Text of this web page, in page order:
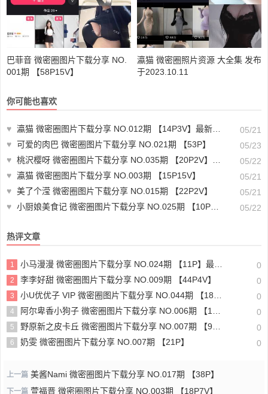
巴菲音 微密圈图片下载分享 NO.
001期 【58P15V】
瀛猫 微密圈照片资源 大全集 发布
于2023.10.11
你可能也喜欢
♥ 瀛猫 微密圈图片下载分享 NO.012期 【14P3V】最新至：2023.7.27
05/21
♥ 可爱的肉巴 微密圈图片下载分享 NO.021期 【53P】
05/23
♥ 桃沢樱呀 微密圈图片下载分享 NO.035期 【20P2V】最新至：2023.10.25
05/22
♥ 瀛猫 微密圈图片下载分享 NO.003期 【15P15V】
05/21
♥ 美了个滢 微密圈图片下载分享 NO.015期 【22P2V】
05/21
♥ 小厨娘美食记 微密圈图片下载分享 NO.025期 【10P】最新至：2023.10.10 05/22
热评文章
1 小马漫漫 微密圈图片下载分享 NO.024期 【11P】最新至：2024.3.30 0
2 李李好甜 微密圈图片下载分享 NO.009期 【44P4V】 0
3 小U优优子 VIP 微密圈图片下载分享 NO.044期 【18P2V】 0
4 阿尔卑香小狗子 微密圈图片下载分享 NO.006期 【13P】最新至：2023.6.8 0
5 野原新之皮卡丘 微密圈图片下载分享 NO.007期 【95P4V】 0
6 奶雯 微密圈图片下载分享 NO.007期 【21P】 0
上一篇 美酱Nami 微密圈图片下载分享 NO.017期 【38P】
下一篇 萱福晋 微密圈图片下载分享 NO.003期 【18P7V】